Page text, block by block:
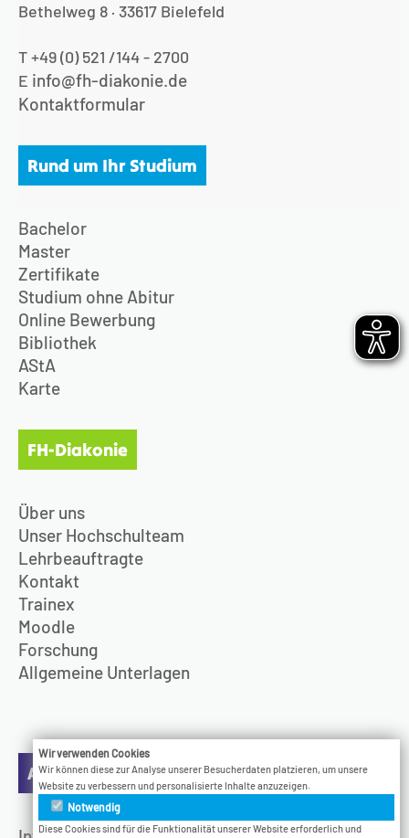
Bethelweg 8 · 33617 Bielefeld
T +49 (0) 521 /144 - 2700
E info@fh-diakonie.de
Kontaktformular
Rund um Ihr Studium
Bachelor
Master
Zertifikate
Studium ohne Abitur
Online Bewerbung
Bibliothek
AStA
Karte
FH-Diakonie
Über uns
Unser Hochschulteam
Lehrbeauftragte
Kontakt
Trainex
Moodle
Forschung
Allgemeine Unterlagen
Aktuelles
Wir verwenden Cookies
Wir können diese zur Analyse unserer Besucherdaten platzieren, um unsere
Website zu verbessern und personalisierte Inhalte anzuzeigen.
Notwendig
Diese Cookies sind für die Funktionalität unserer Website erforderlich und